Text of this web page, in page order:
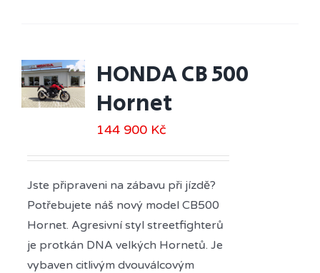
HONDA CB 500
Hornet
144 900 Kč
Jste připraveni na zábavu při jízdě?
Potřebujete náš nový model CB500
Hornet. Agresivní styl streetfighterů
je protkán DNA velkých Hornetů. Je
vybaven citlivým dvouválcovým